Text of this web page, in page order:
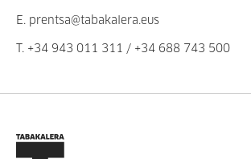
E. prentsa@tabakalera.eus
T. +34 943 011 311 / +34 688 743 500